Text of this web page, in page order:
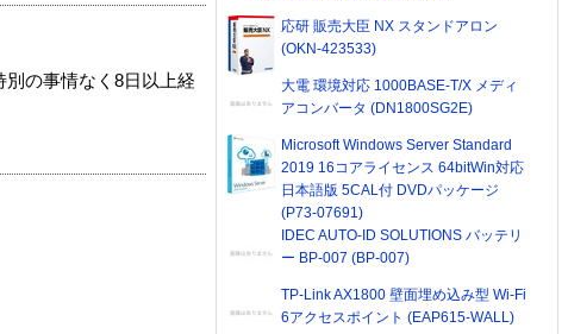
の事情なく8日以上経
応研 販売大臣 NX スタンドアロン
(OKN-423533)
大電 環境対応 1000BASE-T/X メディ
アコンバータ (DN1800SG2E)
Microsoft Windows Server Standard
2019 16コアライセンス 64bitWin対応
日本語版 5CAL付 DVDパッケージ
(P73-07691)
IDEC AUTO-ID SOLUTIONS バッテリ
ー BP-007 (BP-007)
TP-Link AX1800 壁面埋め込み型 Wi-Fi
6アクセスポイント (EAP615-WALL)